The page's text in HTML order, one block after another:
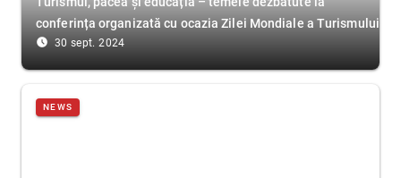
conferința organizată cu ocazia Zilei Mondiale a Turismului
access_time_filled 30 sept. 2024
NEWS